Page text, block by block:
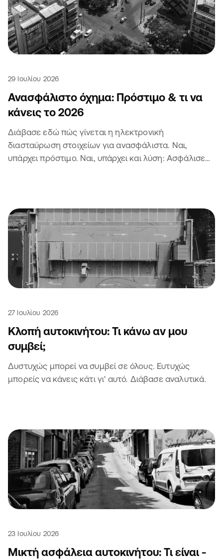
29 Ιουλίου 2026
Ανασφάλιστο όχημα: Πρόστιμο & τι να
κάνεις το 2026
Διάβασε εδώ πώς γίνεται η ηλεκτρονική
διασταύρωση στοιχείων για ανασφάλιστα. Ναι,
υπάρχει πρόστιμο. Ναι, υπάρχει και λύση: Ασφάλισε
27 Ιουλίου 2026
Κλοπή αυτοκινήτου: Τι κάνω αν μου
συμβεί;
Δυστυχώς μπορεί να συμβεί σε όλους. Ευτυχώς
μπορείς να κάνεις κάτι γι' αυτό. Διάβασε αναλυτικά.
23 Ιουλίου 2026
Μικτή ασφάλεια αυτοκινήτου: Τι είναι -